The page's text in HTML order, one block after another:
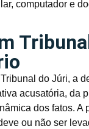
computador e
do Júri, a
acusatória, da
dos fatos. A
ou não ser